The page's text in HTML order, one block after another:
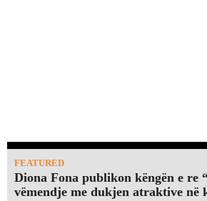
FEATURED
Diona Fona publikon këngën e re
vëmendje me dukjen atraktive në